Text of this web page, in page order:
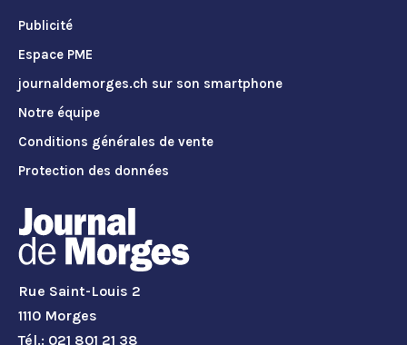
Publicité
Espace PME
journaldemorges.ch sur son smartphone
Notre équipe
Conditions générales de vente
Protection des données
Rue Saint-Louis 2
1110 Morges
Tél.: 021 801 21 38